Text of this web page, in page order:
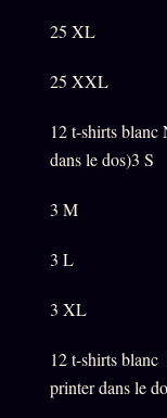
25 XL
25 XXL
12 t-shirts
dans le dos)3 S
3 M
3 L
3 XL
12 t-shirts
printer dans le